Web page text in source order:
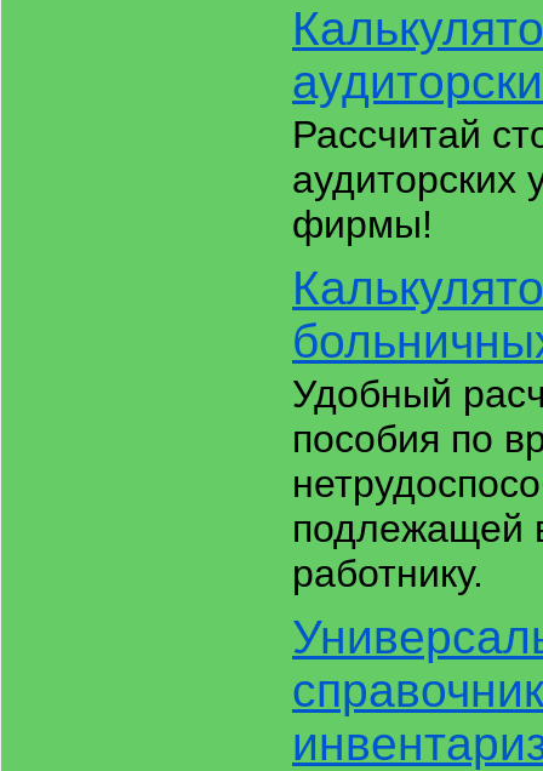
Рассчитай
аудиторских
фирмы!
Удобный
пособия по
подлежащей
работнику.